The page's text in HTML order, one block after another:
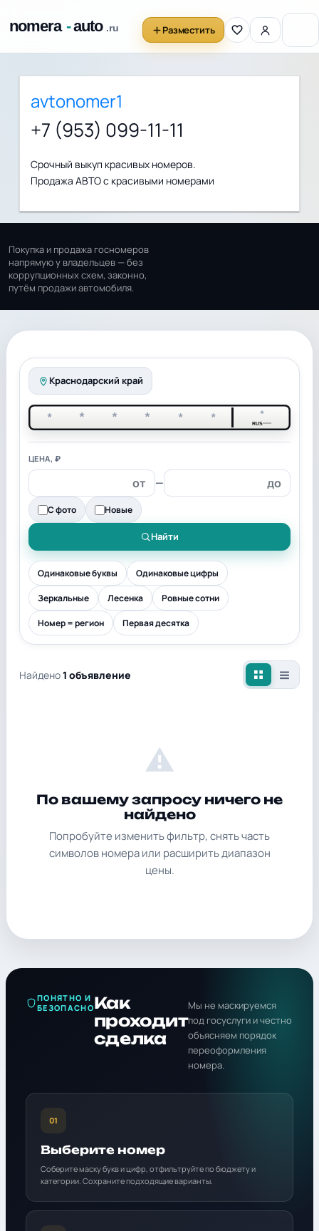
Разместить
avtonomer1
+7 (953) 099-11-11
Срочный выкуп красивых номеров.
Продажа АВТО с красивыми номерами
Покупка и продажа госномеров
напрямую у владельцев — без
коррупционных схем, законно,
путём продажи автомобиля.
Краснодарский край
* * * * * * *
RUS
ЦЕНА, ₽
—
С фото Новые
Найти
Одинаковые буквы Одинаковые цифры
Зеркальные Лесенка Ровные сотни
Номер = регион Первая десятка
Найдено1 объявление
⚠
По вашему запросу ничего не
найдено
Попробуйте изменить фильтр, снять часть
символов номера или расширить диапазон
цены.
ПОНЯТНО И
БЕЗОПАСНОКак
проходит
сделка
Мы не маскируемся
под госуслуги и честно
объясняем порядок
переоформления
номера.
01
Выберите номер
Соберите маску букв и цифр, отфильтруйте по бюджету и
категории. Сохраните подходящие варианты.